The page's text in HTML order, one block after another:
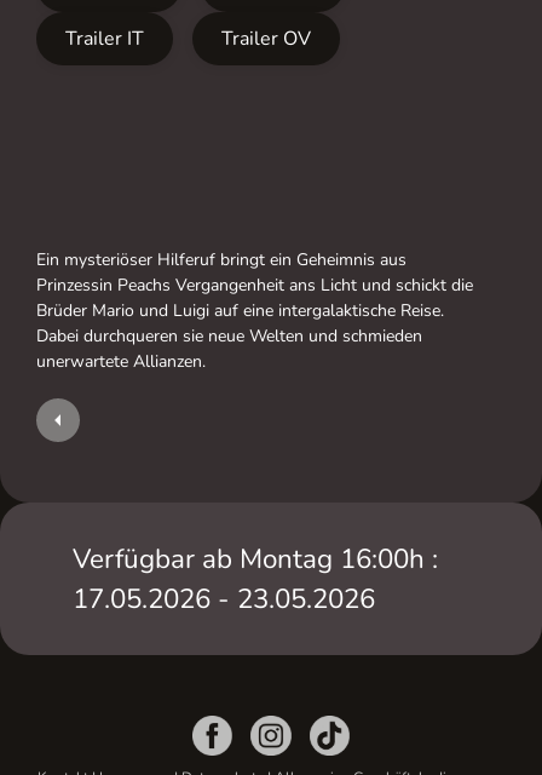
Trailer IT
Trailer OV
Ein mysteriöser Hilferuf bringt ein Geheimnis aus
Prinzessin Peachs Vergangenheit ans Licht und schickt die
Brüder Mario und Luigi auf eine intergalaktische Reise.
Dabei durchqueren sie neue Welten und schmieden
unerwartete Allianzen.
Verfügbar ab Montag 16:00h :
17.05.2026 - 23.05.2026